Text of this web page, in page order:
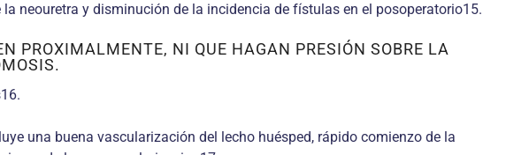
neouretra y disminución de la incidencia de fístulas en el posoperatorio15.
PROXIMALMENTE, NI QUE HAGAN PRESIÓN SOBRE LA
una buena vascularización del lecho huésped, rápido comienzo de la